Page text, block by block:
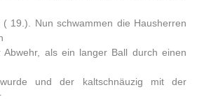
19.). Nun schwammen die Hausherren
als ein langer Ball durch einen
und der kaltschnäuzig mit der